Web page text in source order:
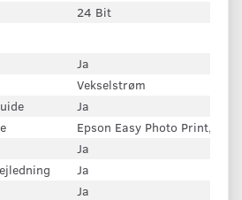
24 Bit
Ja
Vekselstrøm
Ja
Epson Easy Photo Print,
Ja
Ja
Ja